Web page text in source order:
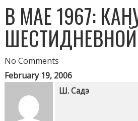
В МАЕ 1967:
No Comments
February 19, 2006
Ш. Садэ